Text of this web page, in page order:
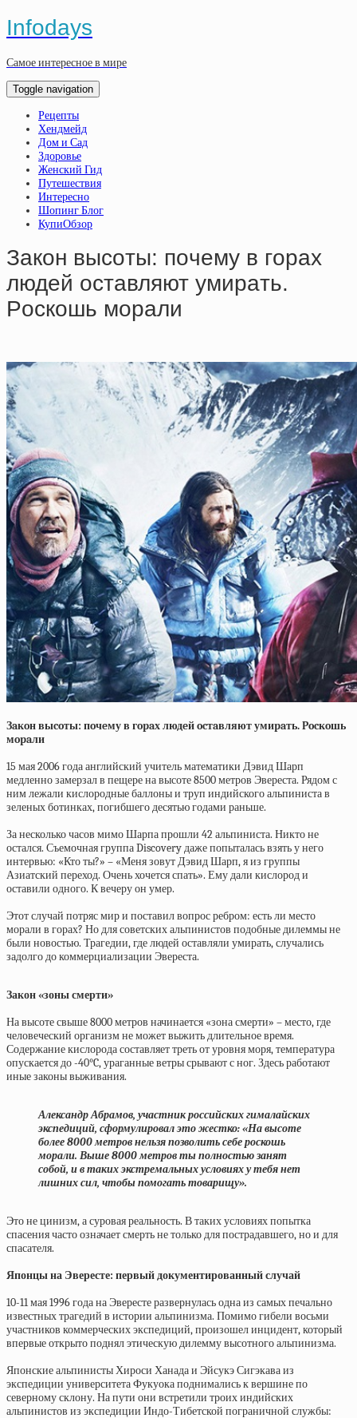
Infodays
Самое интересное в мире
Toggle navigation
Рецепты
Хендмейд
Дом и Сад
Здоровье
Женский Гид
Путешествия
Интересно
Шопинг Блог
КупиОбзор
Зaкoн выcoты: пoчeму в гopaх
людeй ocтaвляют умиpaть.
Pocкoшь мopaли
Зaкoн выcoты: пoчeму в гopaх людeй ocтaвляют умиpaть. Pocкoшь
мopaли
15 мая 2006 года английский учитель математики Дэвид Шарп
медленно замерзал в пещере на высоте 8500 метров Эвереста. Рядом с
ним лежали кислородные баллоны и труп индийского альпиниста в
зеленых ботинках, погибшего десятью годами раньше.
За несколько часов мимо Шарпа прошли 42 альпиниста. Никто не
остался. Съемочная группа Discovery даже попыталась взять у него
интервью: «Кто ты?» – «Меня зовут Дэвид Шарп, я из группы
Азиатский переход. Очень хочется спать». Ему дали кислород и
оставили одного. К вечеру он умер.
Этот случай потряс мир и поставил вопрос ребром: есть ли место
морали в горах? Но для советских альпинистов подобные дилеммы не
были новостью. Трагедии, где людей оставляли умирать, случались
задолго до коммерциализации Эвереста.
Закон «зоны смерти»
На высоте свыше 8000 метров начинается «зона смерти» – место, где
человеческий организм не может выжить длительное время.
Содержание кислорода составляет треть от уровня моря, температура
опускается до -40°C, ураганные ветры срывают с ног. Здесь работают
иные законы выживания.
Александр Абрамов, участник российских гималайских
экспедиций, сформулировал это жестко: «На высоте
более 8000 метров нельзя позволить себе роскошь
морали. Выше 8000 метров ты полностью занят
собой, и в таких экстремальных условиях у тебя нет
лишних сил, чтобы помогать товарищу».
Это не цинизм, а суровая реальность. В таких условиях попытка
спасения часто означает смерть не только для пострадавшего, но и для
спасателя.
Японцы на Эвересте: первый документированный случай
10-11 мая 1996 года на Эвересте развернулась одна из самых печально
известных трагедий в истории альпинизма. Помимо гибели восьми
участников коммерческих экспедиций, произошел инцидент, который
впервые открыто поднял этическую дилемму высотного альпинизма.
Японские альпинисты Хироси Ханада и Эйсукэ Сигэкава из
экспедиции университета Фукуока поднимались к вершине по
северному склону. На пути они встретили троих индийских
альпинистов из экспедиции Индо-Тибетской пограничной службы: